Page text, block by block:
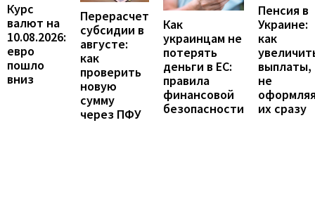
Курс
валют на
10.08.2026:
евро
пошло
вниз
Перерасчет
субсидии в
августе:
как
проверить
новую
сумму
через ПФУ
Как
украинцам не
потерять
деньги в ЕС:
правила
финансовой
безопасности
Пенсия в
Украине:
как
выплаты,
не
их сразу